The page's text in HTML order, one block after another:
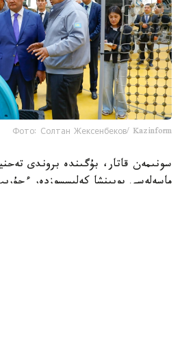
Фото: Солтан Жексенбеков/ Kazinform
سونىمەن قاتار، بۇگىندە بروندى